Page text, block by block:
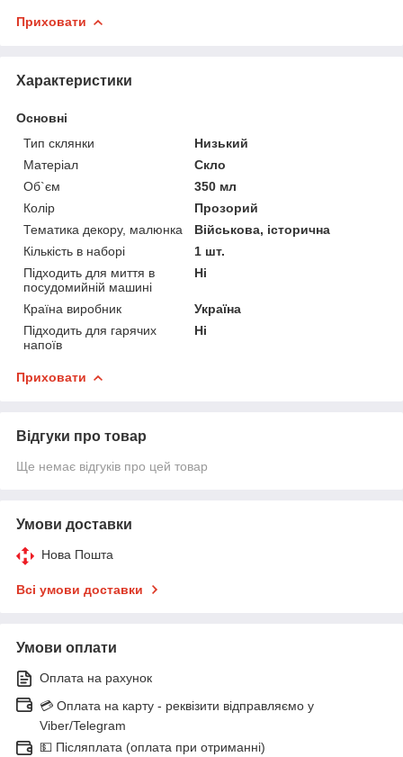
Приховати
Характеристики
Основні
Тип склянки
Низький
Матеріал
Скло
Об`єм
350 мл
Колір
Прозорий
Тематика декору, малюнка
Військова, історична
Кількість в наборі
1 шт.
Підходить для миття в
посудомийній машині
Ні
Країна виробник
Україна
Підходить для гарячих
напоїв
Ні
Приховати
Відгуки про товар
Ще немає відгуків про цей товар
Умови доставки
Нова Пошта
Всі умови доставки
Умови оплати
Оплата на рахунок
💳 Оплата на карту - реквізити відправляємо у
Viber/Telegram
💵 Післяплата (оплата при отриманні)